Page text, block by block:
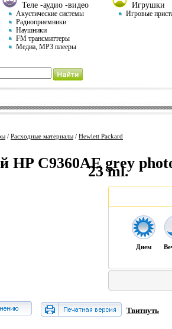
Теле -аудио -видео
Акустические системы
Радиоприемники
Наушники
FM трансмиттеры
Медиа, MP3 плееры
Игрушки
Игровые
/ Расходные материалы / Hewlett Packard
HP C9360AE grey
23 ml.
Днем
Твитнуть